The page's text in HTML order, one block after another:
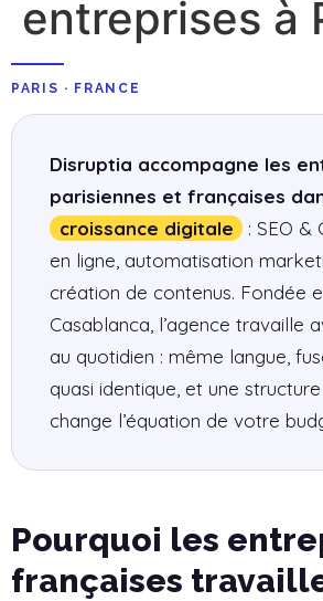
entreprises à
PARIS · FRANCE
Disruptia accompagne les
parisiennes et françaises
croissance digitale
: SEO &
en ligne, automatisation
création de contenus. Fondée
Casablanca, l’agence travaille
au quotidien : même langue,
quasi identique, et une
change l’équation de votre
Pourquoi les
françaises